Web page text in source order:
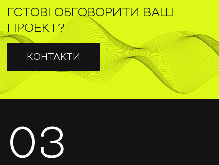
ГОТОВІ ОБГОВОРИТИ ВАШ
ПРОЕКТ?
КОНТАКТИ
03